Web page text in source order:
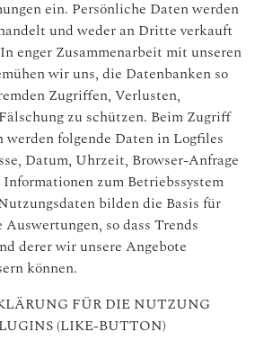
ein. Persönliche Daten werden
und weder an Dritte verkauft
enger Zusammenarbeit mit unseren
wir uns, die Datenbanken so
Zugriffen, Verlusten,
zu schützen. Beim Zugriff
werden folgende Daten in Logfiles
Datum, Uhrzeit, Browser-Anfrage
zum Betriebssystem
bilden die Basis für
so dass Trends
derer wir unsere Angebote
können.
FÜR DIE NUTZUNG
(LIKE-BUTTON)